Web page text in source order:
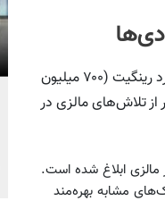
همشهری‌آنلاین: رئیس شعبه حزب آمنو در مرکز ایالت پاهانگ مالزی ادعا کرد مبلغ ۲.۶ میلیارد رینگیت (۷۰۰ میلیون
تلاش‌های مالزی در
146 شعبه این حزب در سراسر مالزی ابلاغ شده است.
مشابه بهره‌مند
جلوی چشم
پخش زنده +